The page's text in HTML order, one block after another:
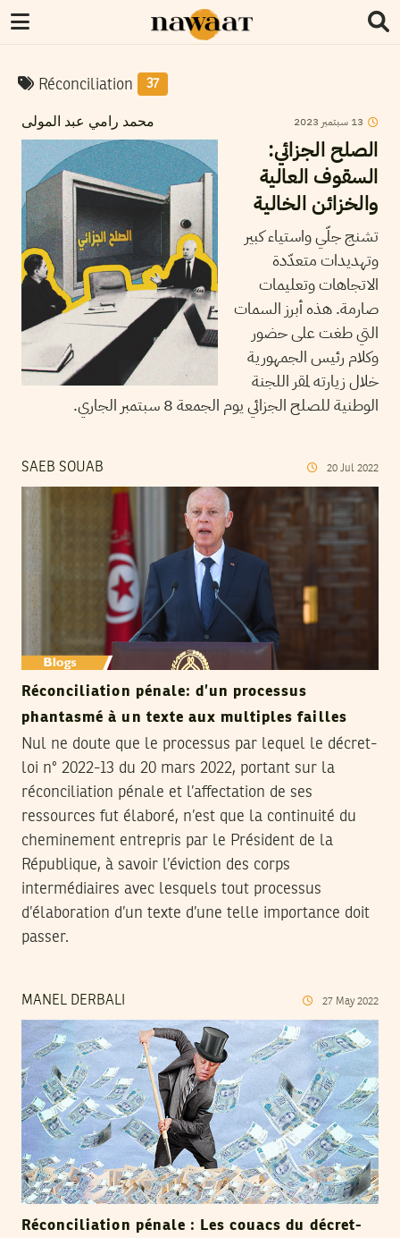
Réconciliation 37
محمد رامي عبد المولى 13 سبتمبر 2023
الصلح الجزائي:
السقوف العالية
والخزائن الخالية
تشنج جلّي واستياء كبير
وتهديدات متعدّدة
الاتجاهات وتعليمات
صارمة. هذه أبرز السمات
التي طغت على حضور
وكلام رئيس الجمهورية
خلال زيارته لمقر اللجنة
الوطنية للصلح الجزائي يوم الجمعة 8 سبتمبر الجاري.
SAEB SOUAB 20 Jul 2022
Réconciliation pénale: d’un processus
phantasmé à un texte aux multiples failles
Nul ne doute que le processus par lequel le décret-
loi n° 2022-13 du 20 mars 2022, portant sur la
réconciliation pénale et l’affectation de ses
ressources fut élaboré, n’est que la continuité du
cheminement entrepris par le Président de la
République, à savoir l’éviction des corps
intermédiaires avec lesquels tout processus
d’élaboration d’un texte d’une telle importance doit
passer.
MANEL DERBALI 27 May 2022
Réconciliation pénale : Les couacs du décret-